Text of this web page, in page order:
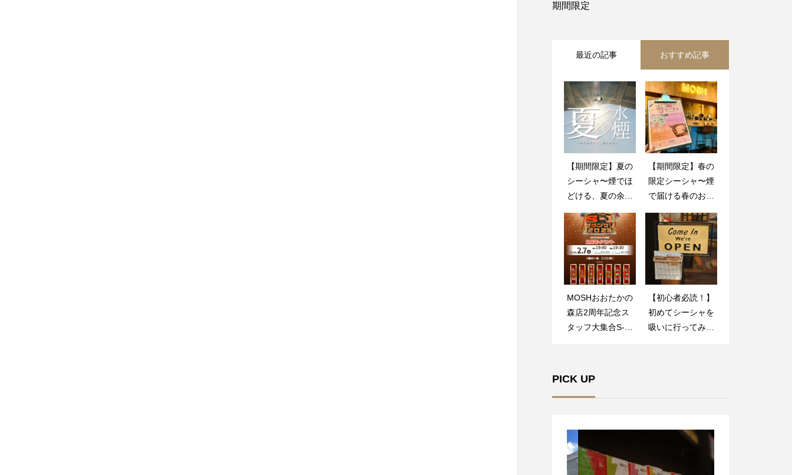
期間限定
最近の記事 おすすめ記事
【期間限定】夏の
シーシャ〜煙でほ
どける、夏の余
【期間限定】春の
限定シーシャ〜煙
で届ける春のお便
MOSHおおたかの
森店2周年記念ス
タッフ大集合S-1
【初心者必読！】
初めてシーシャを
吸いに行ってみた
【期間限定】暑い
夏を乗り切る煙＊
MOSHの夏シーシ
ェイクが販売開
始！
【スタッフインタ
ビュー】MOSHち
うねさん直伝！シ
の作り方とこだわ
り
シーシャのアイス
ホースを試してみ
た！向き不向きの
流山おおたかの森
で叶う！スパとシ
ーシャでチルな休
PICK UP